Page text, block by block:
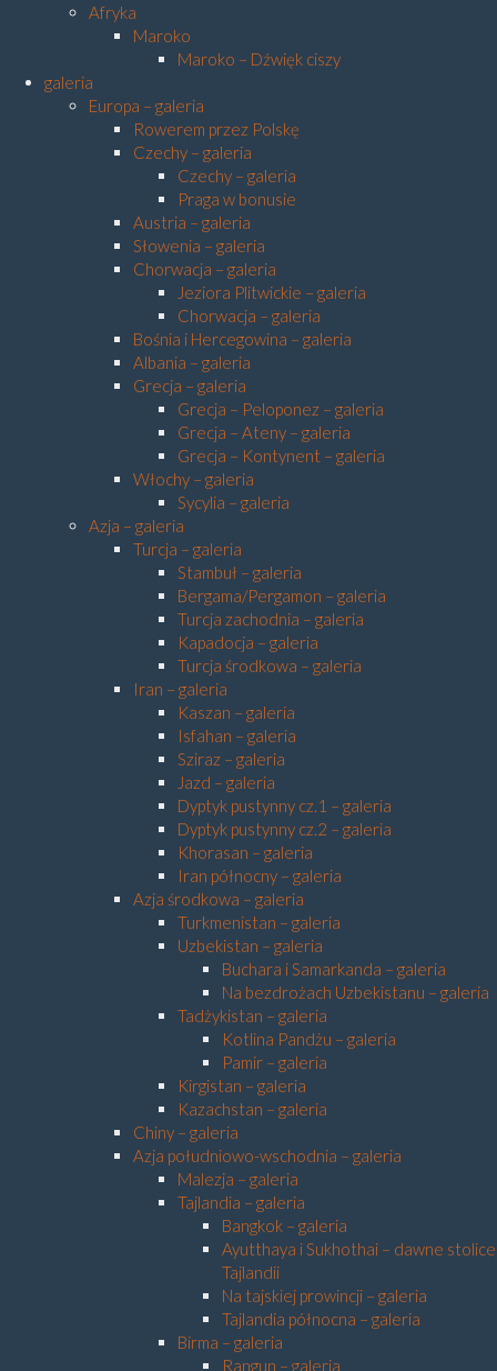
Afryka
Maroko
Maroko – Dźwięk ciszy
galeria
Europa – galeria
Rowerem przez Polskę
Czechy – galeria
Czechy – galeria
Praga w bonusie
Austria – galeria
Słowenia – galeria
Chorwacja – galeria
Jeziora Plitwickie – galeria
Chorwacja – galeria
Bośnia i Hercegowina – galeria
Albania – galeria
Grecja – galeria
Grecja – Peloponez – galeria
Grecja – Ateny – galeria
Grecja – Kontynent – galeria
Włochy – galeria
Sycylia – galeria
Azja – galeria
Turcja – galeria
Stambuł – galeria
Bergama/Pergamon – galeria
Turcja zachodnia – galeria
Kapadocja – galeria
Turcja środkowa – galeria
Iran – galeria
Kaszan – galeria
Isfahan – galeria
Sziraz – galeria
Jazd – galeria
Dyptyk pustynny cz.1 – galeria
Dyptyk pustynny cz.2 – galeria
Khorasan – galeria
Iran północny – galeria
Azja środkowa – galeria
Turkmenistan – galeria
Uzbekistan – galeria
Buchara i Samarkanda – galeria
Na bezdrożach Uzbekistanu – galeria
Tadżykistan – galeria
Kotlina Pandżu – galeria
Pamir – galeria
Kirgistan – galeria
Kazachstan – galeria
Chiny – galeria
Azja południowo-wschodnia – galeria
Malezja – galeria
Tajlandia – galeria
Bangkok – galeria
Ayutthaya i Sukhothai – dawne stolice
Tajlandii
Na tajskiej prowincji – galeria
Tajlandia północna – galeria
Birma – galeria
Rangun – galeria